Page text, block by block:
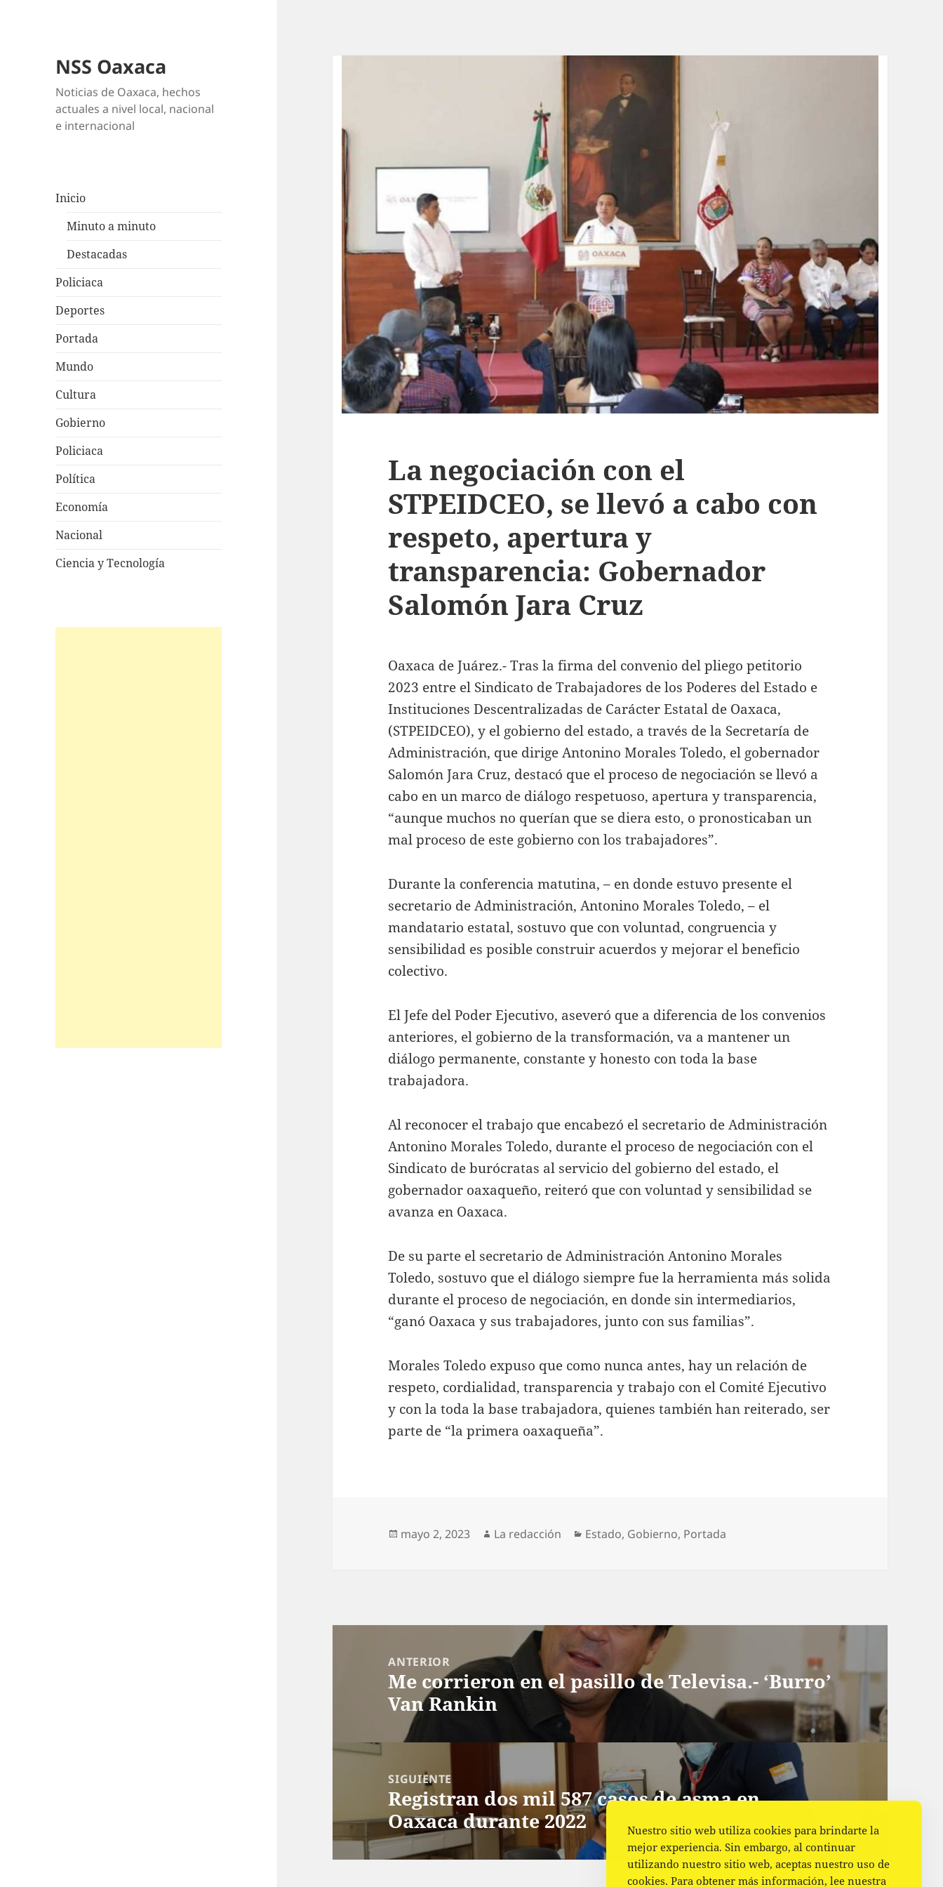
NSS Oaxaca
Noticias de Oaxaca, hechos
actuales a nivel local, nacional
e internacional
Inicio
Minuto a minuto
Destacadas
Policiaca
Deportes
Portada
Mundo
Cultura
Gobierno
Policiaca
Política
Economía
Nacional
Ciencia y Tecnología
La negociación con el
STPEIDCEO, se llevó a cabo con
respeto, apertura y
transparencia: Gobernador
Salomón Jara Cruz
Oaxaca de Juárez.- Tras la firma del convenio del pliego petitorio
2023 entre el Sindicato de Trabajadores de los Poderes del Estado e
Instituciones Descentralizadas de Carácter Estatal de Oaxaca,
(STPEIDCEO), y el gobierno del estado, a través de la Secretaría de
Administración, que dirige Antonino Morales Toledo, el gobernador
Salomón Jara Cruz, destacó que el proceso de negociación se llevó a
cabo en un marco de diálogo respetuoso, apertura y transparencia,
“aunque muchos no querían que se diera esto, o pronosticaban un
mal proceso de este gobierno con los trabajadores”.
Durante la conferencia matutina, – en donde estuvo presente el
secretario de Administración, Antonino Morales Toledo, – el
mandatario estatal, sostuvo que con voluntad, congruencia y
sensibilidad es posible construir acuerdos y mejorar el beneficio
colectivo.
El Jefe del Poder Ejecutivo, aseveró que a diferencia de los convenios
anteriores, el gobierno de la transformación, va a mantener un
diálogo permanente, constante y honesto con toda la base
trabajadora.
Al reconocer el trabajo que encabezó el secretario de Administración
Antonino Morales Toledo, durante el proceso de negociación con el
Sindicato de burócratas al servicio del gobierno del estado, el
gobernador oaxaqueño, reiteró que con voluntad y sensibilidad se
avanza en Oaxaca.
De su parte el secretario de Administración Antonino Morales
Toledo, sostuvo que el diálogo siempre fue la herramienta más solida
durante el proceso de negociación, en donde sin intermediarios,
“ganó Oaxaca y sus trabajadores, junto con sus familias”.
Morales Toledo expuso que como nunca antes, hay un relación de
respeto, cordialidad, transparencia y trabajo con el Comité Ejecutivo
y con la toda la base trabajadora, quienes también han reiterado, ser
parte de “la primera oaxaqueña”.
Publicado
mayo 2, 2023 Autor
La redacción Categorías
Estado, Gobierno, Portada
entradas
ANTERIOR
Entrada
anterior:
Me corrieron en el pasillo de Televisa.- ‘Burro’
Van Rankin
SIGUIENTE
Siguiente
entrada:
Registran dos mil 587 casos de asma en
Oaxaca durante 2022
Nuestro sitio web utiliza cookies para brindarte la
mejor experiencia. Sin embargo, al continuar
utilizando nuestro sitio web, aceptas nuestro uso de
cookies. Para obtener más información, lee nuestra